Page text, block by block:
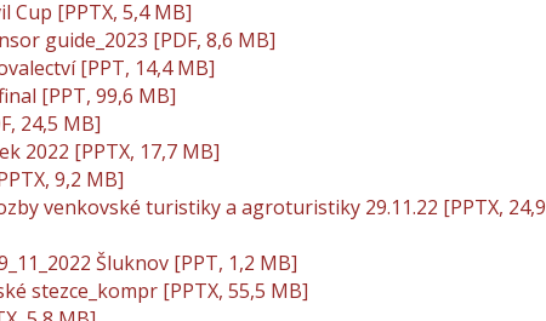
Cup [PPTX, 5,4 MB]
guide_2023 [PDF, 8,6 MB]
[PPT, 14,4 MB]
[PPT, 99,6 MB]
24,5 MB]
2022 [PPTX, 17,7 MB]
9,2 MB]
venkovské turistiky a agroturistiky 29.11.22 [PPTX, 24,9
Šluknov [PPT, 1,2 MB]
stezce_kompr [PPTX, 55,5 MB]